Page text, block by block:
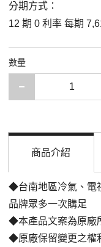
分期方式：
12 期 0 利率 每期
數量
減少一項
商品介紹
◆台南地區冷氣、電
品牌眾多一次購足
◆本產品文案為原廠
◆原廠保留變更之權